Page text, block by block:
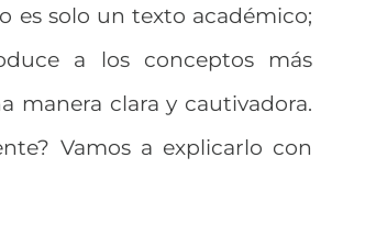
es solo un texto académico;
a los conceptos más
manera clara y cautivadora.
Vamos a explicarlo con